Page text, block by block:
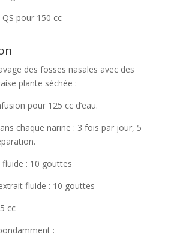
pour 150 cc
des fosses nasales avec des
plante séchée :
pour 125 cc d’eau.
chaque narine : 3 fois par jour, 5
: 10 gouttes
fluide : 10 gouttes
cc
: